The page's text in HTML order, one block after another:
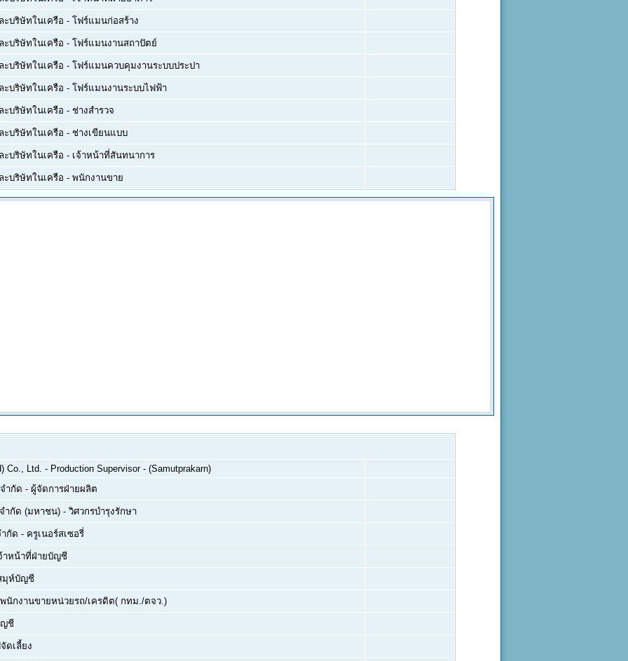
บริษัทในเครือ - โฟร์แมนก่อสร้าง
บริษัทในเครือ - โฟร์แมนงานสถาปัตย์
บริษัทในเครือ - โฟร์แมนควบคุมงานระบบประปา
บริษัทในเครือ - โฟร์แมนงานระบบไฟฟ้า
บริษัทในเครือ - ช่างสำรวจ
บริษัทในเครือ - ช่างเขียนแบบ
บริษัทในเครือ - เจ้าหน้าที่สันทนาการ
บริษัทในเครือ - พนักงานขาย
Co., Ltd. - Production Supervisor - (Samutprakarn)
ำกัด - ผู้จัดการฝ่ายผลิต
ำกัด (มหาชน) - วิศวกรบำรุงรักษา
กัด - ครูเนอร์สเซอรี่
าหน้าที่ฝ่ายบัญชี
มุห์บัญชี
พนักงานขายหน่วยรถ/เครดิต( กทม./ตจว.)
ญชี
ดเลี้ยง